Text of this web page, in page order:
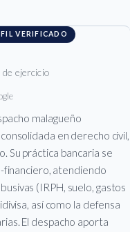
VERIFICADO
de ejercicio
malagueño
en derecho civil,
Su práctica bancaria se
financiero, atendiendo
(IRPH, suelo, gastos
así como la defensa
El despacho aporta